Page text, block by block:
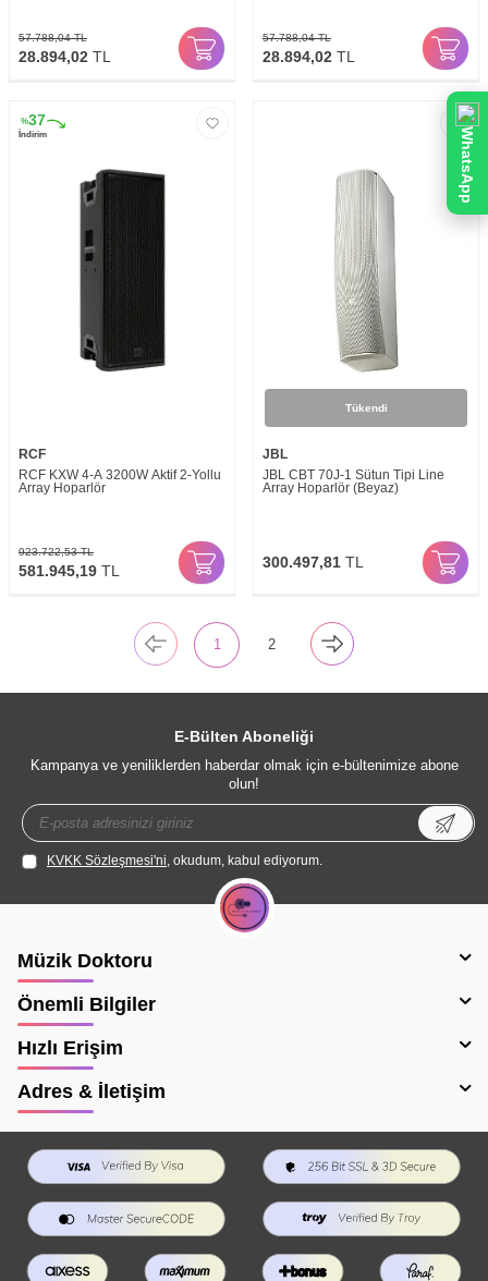
57.788,04TL
28.894,02 TL
57.788,04TL
28.894,02 TL
%37
İndirim
RCF
RCF KXW 4-A 3200W Aktif 2-Yollu
Array Hoparlör
923.722,53TL
581.945,19 TL
Tükendi
JBL
JBL CBT 70J-1 Sütun Tipi Line
Array Hoparlör (Beyaz)
300.497,81 TL
1 2
E-Bülten Aboneliği
Kampanya ve yeniliklerden haberdar olmak için e-bültenimize abone
olun!
KVKK Sözleşmesi'ni, okudum, kabul ediyorum.
Müzik Doktoru
Önemli Bilgiler
Hızlı Erişim
Adres & İletişim
WhatsApp